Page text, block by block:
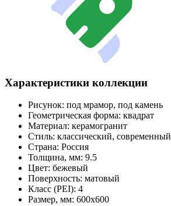
Характеристики коллекции
Рисунок: под мрамор, под камень
Геометрическая форма: квадрат
Материал: керамогранит
Стиль: классический, современный
Страна: Россия
Толщина, мм: 9.5
Цвет: бежевый
Поверхность: матовый
Класс (PEI): 4
Размер, мм: 600х600